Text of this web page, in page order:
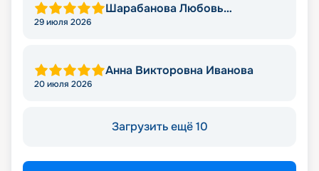
Шарабанова Любовь
29 июля 2026
Анна Викторовна Иванова
20 июля 2026
Загрузить ещё 10